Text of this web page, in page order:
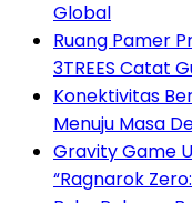
Global
Ruang Pamer
3TREES Catat
Konektivitas
Menuju Masa
Gravity Game
“Ragnarok